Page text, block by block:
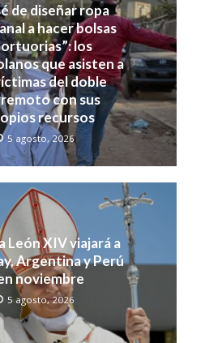
de diseñar ropa
a hacer bolsas
los
que asisten a
del doble
con sus
recursos
5 agosto, 2026
León XIV viajará a
Argentina y Perú
noviembre
5 agosto, 2026